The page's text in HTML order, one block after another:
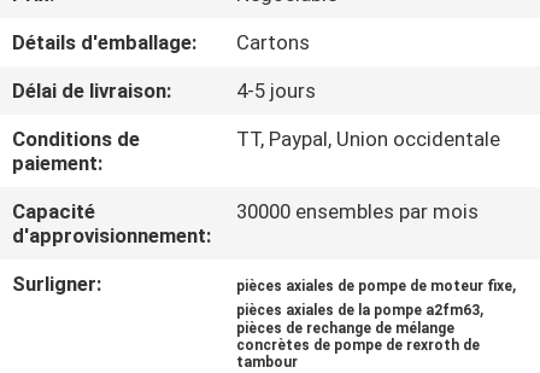
CONTRÔLE
DE
QUALITÉ
CONTACTEZ-
NOUS
Détails d'emballage:
Cartons
Délai de livraison:
4-5 jours
Conditions de
paiement:
TT, Paypal, Union occidentale
Capacité
d'approvisionnement:
30000 ensembles par mois
Surligner: pièces axiales de pompe de moteur fixe,
pièces axiales de la pompe a2fm63,
pièces de rechange de mélange
concrètes de pompe de rexroth de
tambour